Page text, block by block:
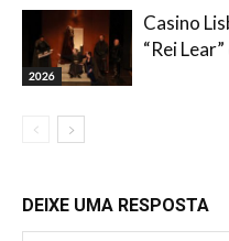
2026
Casino
“Rei
DEIXE UMA RESPOSTA